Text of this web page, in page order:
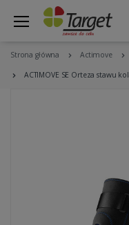
Strona główna Actimove
ACTIMOVE SE Orteza stawu